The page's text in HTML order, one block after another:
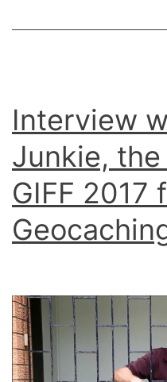
Interview
Junkie,
GIFF 2017